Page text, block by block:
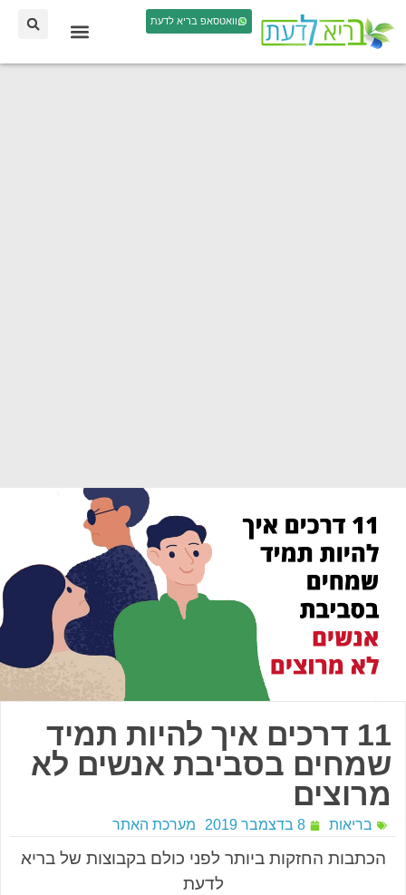
וואטסאפ בריא לדעת
11 דרכים איך להיות תמיד
שמחים בסביבת אנשים לא
מרוצים
בריאות 8 בדצמבר 2019 מערכת האתר
הכתבות החזקות ביותר לפני כולם בקבוצות של בריא
לדעת